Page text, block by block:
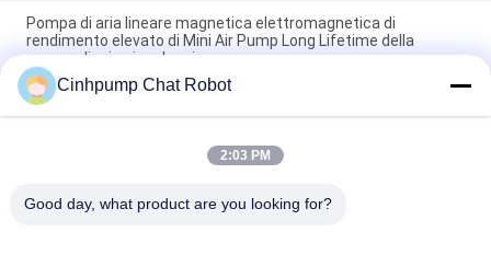
Pompa di aria lineare magnetica elettromagnetica di
rendimento elevato di Mini Air Pump Long Lifetime della
pompa di aria piccola micro
Diaframma Mini Air Pump di PMA-15A 15L/M For Massage
Instrument
Micro CC Mini Air Pump For Dosing di vuoto 12v del motore
Cinhpump Chat Robot
2:03 PM
Good day, what product are you looking for?